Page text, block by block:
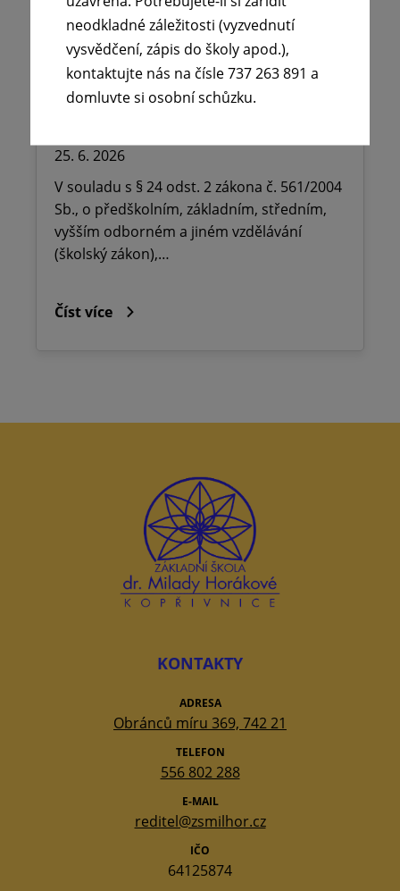
🪧Oznámení o udělení ředitelského
volna na ZŠ dr. Milady Horákové
Kopřivnice, Obránců míru 369 okres
25. 6. 2026
V souladu s § 24 odst. 2 zákona č. 561/2004
Sb., o předškolním, základním, středním,
vyšším odborném a jiném vzdělávání
(školský zákon),…
Číst více
KONTAKTY
ADRESA
Obránců míru 369, 742 21
TELEFON
556 802 288
E-MAIL
reditel@zsmilhor.cz
IČO
64125874
neodkladné záležitosti (vyzvednutí
vysvědčení, zápis do školy apod.),
kontaktujte nás na čísle 737 263 891 a
domluvte si osobní schůzku.